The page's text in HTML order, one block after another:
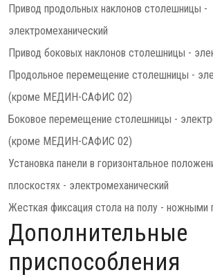
Привод продольных наклонов столешницы -
электромеханический
Привод боковых наклонов столешницы -
Продольное перемещение столешницы -
(кроме МЕДИН-САФИС 02)
Боковое перемещение столешницы -
(кроме МЕДИН-САФИС 02)
Установка панели в горизонтальное
плоскостях - электромеханический
Жесткая фиксация стола на полу - ножными
Дополнительные
приспособления